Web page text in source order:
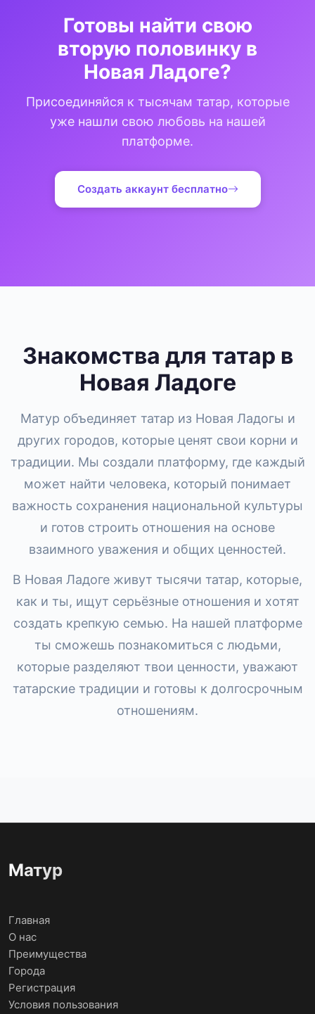
Готовы найти свою
вторую половинку в
Новая Ладоге?
Присоединяйся к тысячам татар, которые
уже нашли свою любовь на нашей
платформе.
Создать аккаунт бесплатно
Знакомства для татар в
Новая Ладоге
Матур объединяет татар из Новая Ладогы и
других городов, которые ценят свои корни и
традиции. Мы создали платформу, где каждый
может найти человека, который понимает
важность сохранения национальной культуры
и готов строить отношения на основе
взаимного уважения и общих ценностей.
В Новая Ладоге живут тысячи татар, которые,
как и ты, ищут серьёзные отношения и хотят
создать крепкую семью. На нашей платформе
ты сможешь познакомиться с людьми,
которые разделяют твои ценности, уважают
татарские традиции и готовы к долгосрочным
отношениям.
Матур
Главная
О нас
Преимущества
Города
Регистрация
Условия пользования